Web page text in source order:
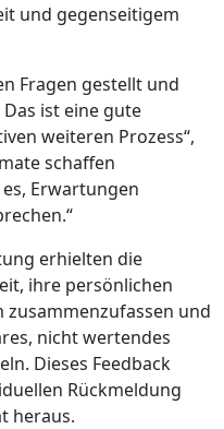
und gegenseitigem
Fragen gestellt und
ist eine gute
weiteren Prozess“,
schaffen
Erwartungen
erhielten die
ihre persönlichen
zusammenzufassen und
nicht wertendes
Dieses Feedback
Rückmeldung
heraus.